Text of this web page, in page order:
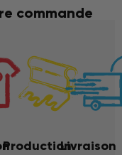
commande
ProductionLivraison